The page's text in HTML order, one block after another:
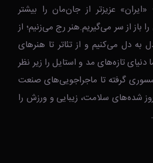
عزیزتر از جان‌مان را بیشتر
باز از سر می‌گیریم.هنر رج می‌زنیم؛ از
به دل می‌کنیم و از تئاتر تا هنرهای
تازه‌های مد و استایل را زیر نظر
گرفته تا ماجراجویی‌های صنعت
شده‌های سلامت، زیبایی و ورزش را